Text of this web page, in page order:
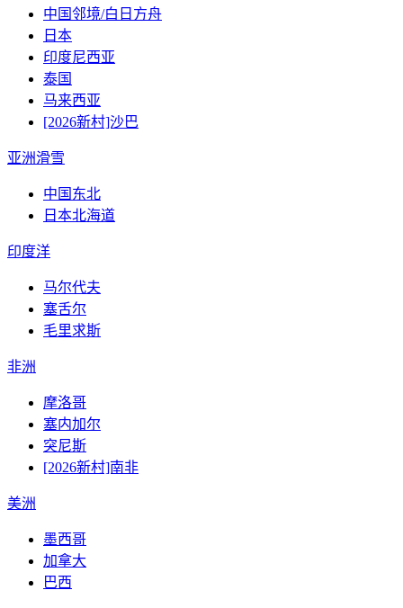
中国邻境/白日方舟
日本
印度尼西亚
泰国
马来西亚
[2026新村]沙巴
亚洲滑雪
中国东北
日本北海道
印度洋
马尔代夫
塞舌尔
毛里求斯
非洲
摩洛哥
塞内加尔
突尼斯
[2026新村]南非
美洲
墨西哥
加拿大
巴西